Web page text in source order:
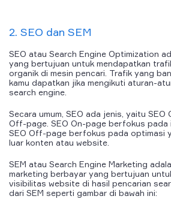
2. SEO dan SEM
SEO atau Search Engine Optimization
yang bertujuan untuk mendapatkan
organik di mesin pencari. Trafik yang
kamu dapatkan jika mengikuti aturan-
search engine.
Secara umum, SEO ada jenis, yaitu SEO
Off-page. SEO On-page berfokus pada
SEO Off-page berfokus pada optimasi
luar konten atau website.
SEM atau Search Engine Marketing
marketing berbayar yang bertujuan
visibilitas website di hasil pencarian
dari SEM seperti gambar di bawah ini: